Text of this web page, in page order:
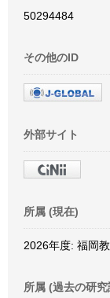
50294484
その他のID
外部サイト
所属 (現在)
2026年度: 福岡
所属 (過去の研